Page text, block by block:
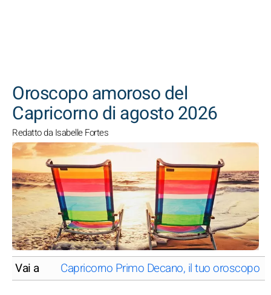
Oroscopo amoroso del
Capricorno di agosto 2026
Redatto da Isabelle Fortes
Vai a Capricorno Primo Decano, il tuo oroscopo